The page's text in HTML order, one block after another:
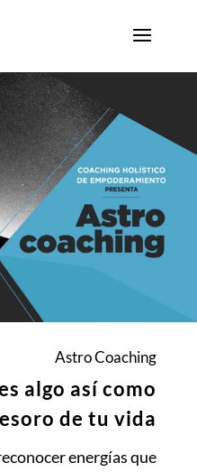
Astro Coaching
algo así como
de tu vida
energías que